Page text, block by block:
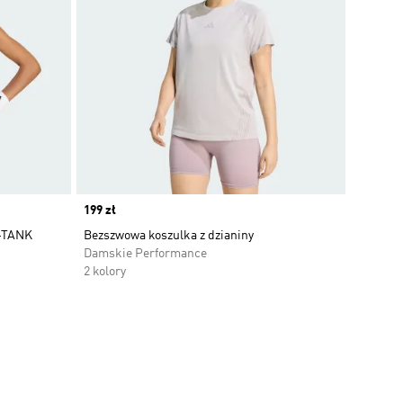
Price
199 zł
Bezszwowa koszulka z dzianiny
Damskie Performance
2 kolory